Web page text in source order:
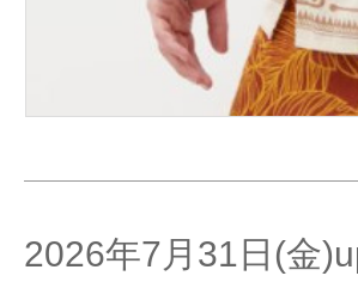
2026年7月31日(金